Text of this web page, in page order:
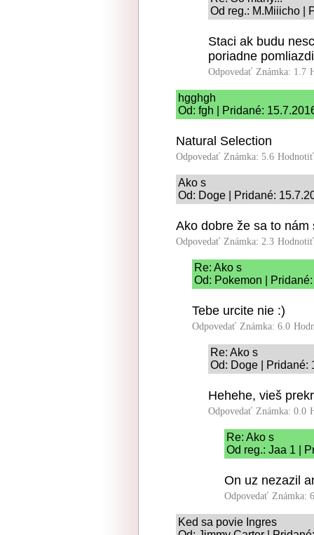
Od reg.: M.Miiicho |
Staci ak budu
poriadne
Odpovedať Známka: 1.7
hgghgh
Od: fgh | Pridané:
Natural Selection
Odpovedať Známka: 5.6
Ako s
Od: Doge | Pridané:
Ako dobre že sa to
Odpovedať Známka: 2.3
Re: Ako s
Od: Pokemon |
Tebe urcite nie :)
Odpovedať Známka: 6.0
Re: Ako s
Od: Doge | Pridané:
Hehehe, vieš
Odpovedať Známka: 0.0
Re: Ako s
Od reg.: Jaa 1 |
On uz nezazil
Odpovedať Známka:
Ked sa povie Ingres